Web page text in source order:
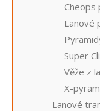
Cheops
Lanové
Super
Věže z
X-
Lanové